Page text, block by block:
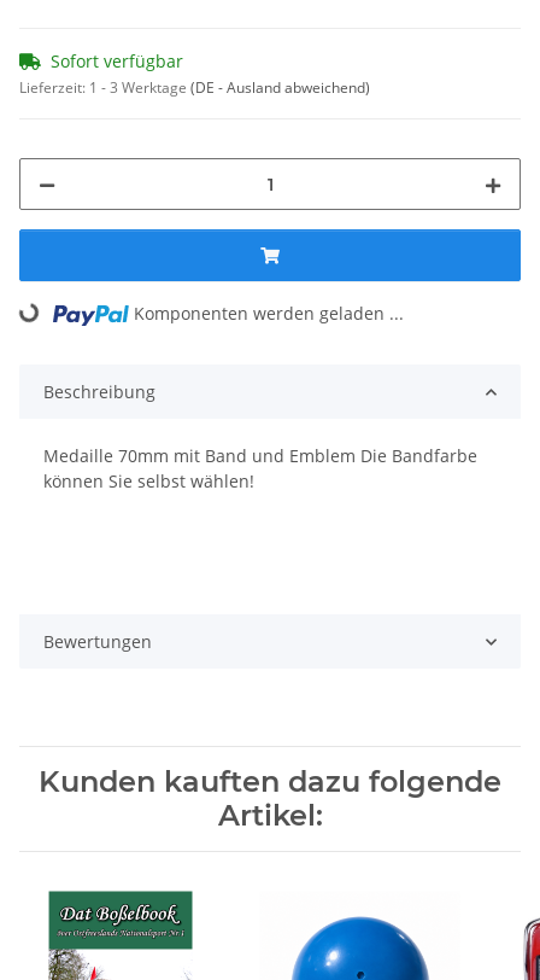
Sofort verfügbar
Lieferzeit: 1 - 3 Werktage (DE - Ausland abweichend)
Loading... Komponenten werden geladen ...
Beschreibung
Medaille 70mm mit Band und Emblem Die Bandfarbe
können Sie selbst wählen!
Bewertungen
Kunden kauften dazu folgende
Artikel: